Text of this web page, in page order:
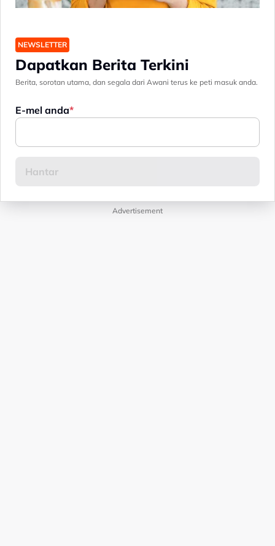
NEWSLETTER
Dapatkan Berita Terkini
Berita, sorotan utama, dan segala dari Awani terus ke peti masuk anda.
E-mel anda
Advertisement